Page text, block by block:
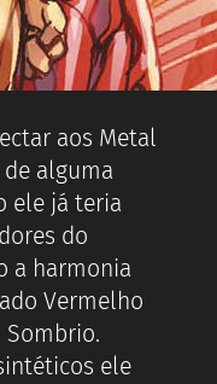
aos Metal
alguma
ele já teria
do
a harmonia
Vermelho
Sombrio.
ele